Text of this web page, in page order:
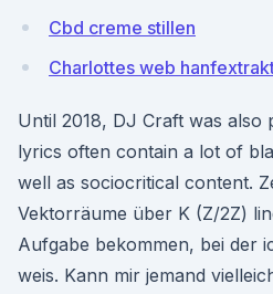
Cbd creme stillen
Charlottes web
Until 2018, DJ Craft was
lyrics often contain a lot of
well as sociocritical content.
Vektorräume über K (Z/2Z)
Aufgabe bekommen, bei der
weis. Kann mir jemand